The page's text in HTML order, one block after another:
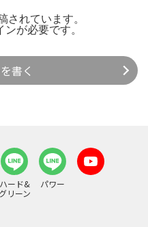
されています。
ンが必要です。
書く
ハード&
グリーン
パワー